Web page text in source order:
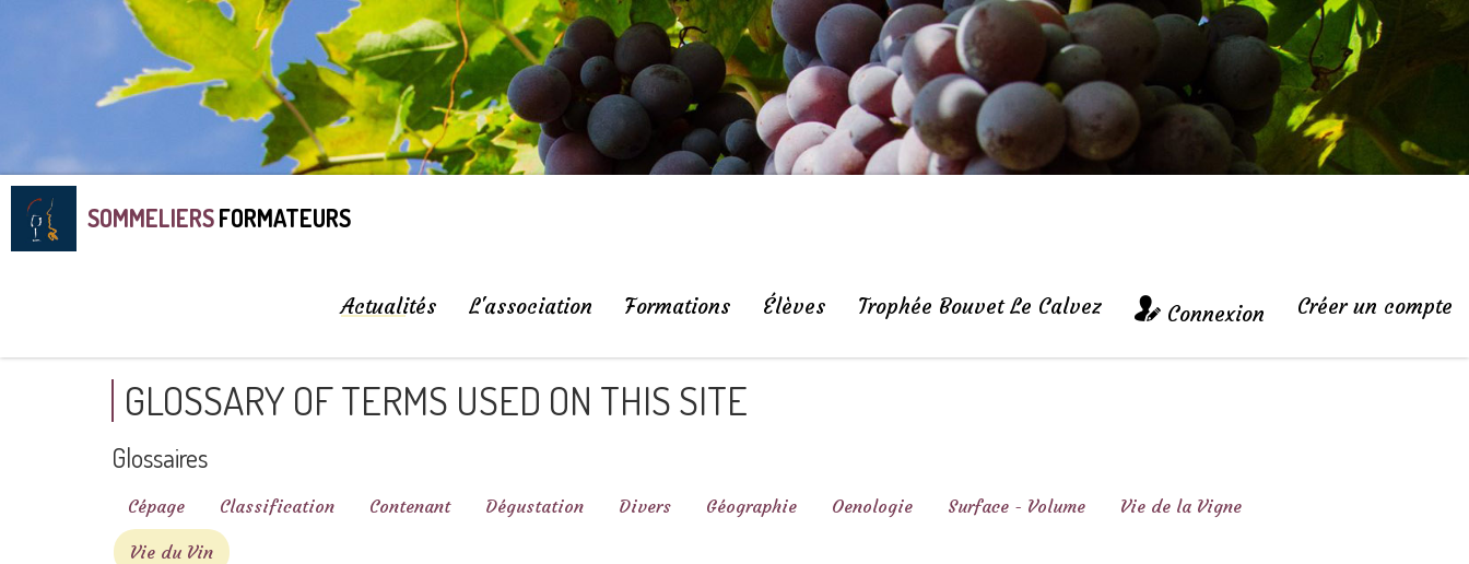
SOMMELIERSFORMATEURS
Actualités L'association Formations Élèves Trophée Bouvet Le Calvez Connexion Créer un compte
GLOSSARY OF TERMS USED ON THIS SITE
Glossaires
Cépage Classification Contenant Dégustation Divers Géographie Oenologie Surface - Volume Vie de la Vigne
Vie du Vin